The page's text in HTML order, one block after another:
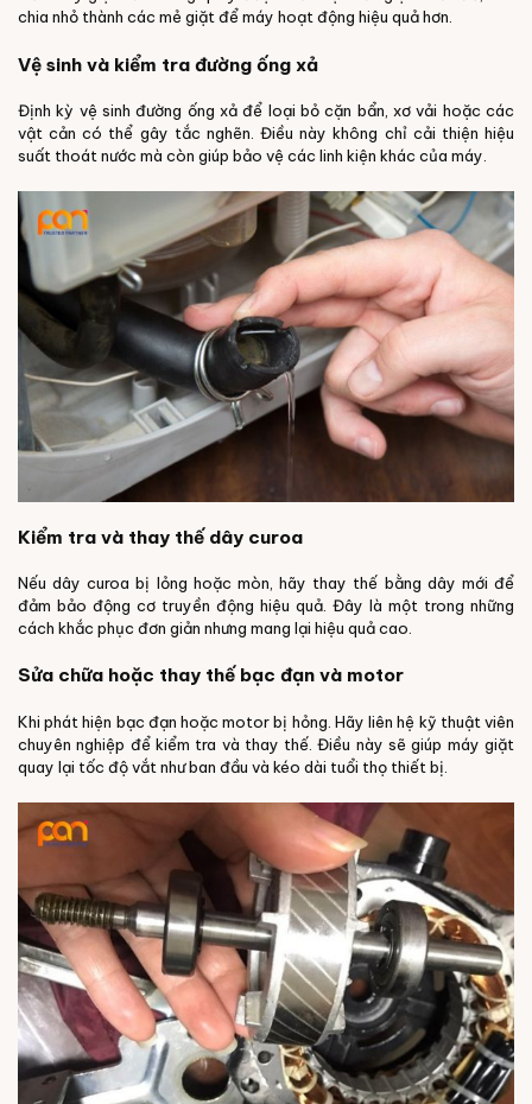
chia nhỏ thành các mẻ giặt để máy hoạt động hiệu quả hơn.
Vệ sinh và kiểm tra đường ống xả
Định kỳ vệ sinh đường ống xả để loại bỏ cặn bẩn, xơ vải hoặc các
vật cản có thể gây tắc nghẽn. Điều này không chỉ cải thiện hiệu
suất thoát nước mà còn giúp bảo vệ các linh kiện khác của máy.
Kiểm tra và thay thế dây curoa
Nếu dây curoa bị lỏng hoặc mòn, hãy thay thế bằng dây mới để
đảm bảo động cơ truyền động hiệu quả. Đây là một trong những
cách khắc phục đơn giản nhưng mang lại hiệu quả cao.
Sửa chữa hoặc thay thế bạc đạn và motor
Khi phát hiện bạc đạn hoặc motor bị hỏng. Hãy liên hệ kỹ thuật viên
chuyên nghiệp để kiểm tra và thay thế. Điều này sẽ giúp máy giặt
quay lại tốc độ vắt như ban đầu và kéo dài tuổi thọ thiết bị.